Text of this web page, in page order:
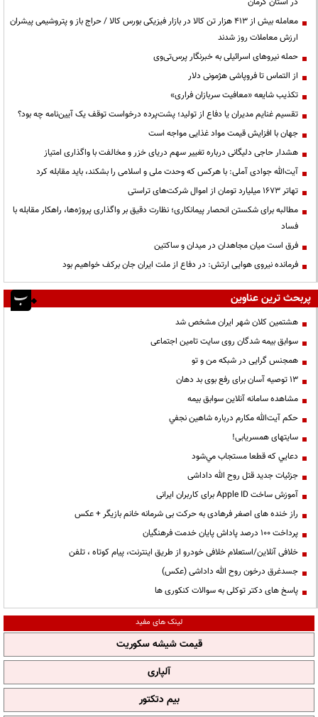
معامله بیش از ۴۱۳ هزار تن کالا در بازار فیزیکی بورس کالا / حراج باز و پتروشیمی پیشران
ارزش معاملات روز شدند
حمله نیروهای اسرائیلی به خبرنگار پرس‌تی‌وی
از التماس تا فروپاشی هژمونی دلار
تکذیب شایعه «معافیت سربازان فراری»
تقسیم غنایم مدیران یا دفاع از تولید؛ پشت‌پرده درخواست توقف یک آیین‌نامه چه بود؟
جهان با افزایش قیمت مواد غذایی مواجه است
هشدار حاجی دلیگانی درباره تغییر سهم دریای خزر و مخالفت با واگذاری امتیاز
آیت‌الله جوادی آملی: با هرکس که وحدت ملی و اسلامی را بشکند، باید مقابله کرد
تهاتر ۱۶۷۳ میلیارد تومان از اموال شرکت‌های تراستی
مطالبه برای شکستن انحصار پیمانکاری؛ نظارت دقیق بر واگذاری پروژه‌ها، راهکار مقابله با
فساد
فرق است میان مجاهدان در میدان و ساکتین
فرمانده نیروی هوایی ارتش: در دفاع از ملت ایران جان برکف خواهیم بود
پربحث ترین عناوین
هشتمین کلان شهر ایران مشخص شد
سوابق بیمه شدگان روی سایت تامین اجتماعی
همجنس گرایی در شبکه من و تو
13 توصیه آسان برای رفع بوی بد دهان
مشاهده سامانه آنلاين سوابق بیمه
حكم آيت‌الله مكارم درباره شاهين نجفي
سایتهای همسریابی!
دعايي كه قطعا مستجاب مي‌شود
جزئیات جدید قتل روح الله داداشی
آموزش ساخت Apple ID برای کاربران ایرانی
راز خنده های اصغر فرهادی به حرکت بی شرمانه خانم بازیگر + عکس
پرداخت ۱۰۰ درصد پاداش پایان خدمت فرهنگیان
خلافی آنلاین/استعلام خلافی خودرو از طریق اینترنت، پیام کوتاه ، تلفن
جسدغرق درخون روح الله داداشی (عکس)
پاسخ های دکتر توکلی به سوالات کنکوری ها
لینک های مفید
قیمت شیشه سکوریت
آلپاری
بیم دتکتور